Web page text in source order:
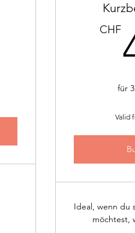
CHF
für
Valid
Ideal, wenn du
möchtest,